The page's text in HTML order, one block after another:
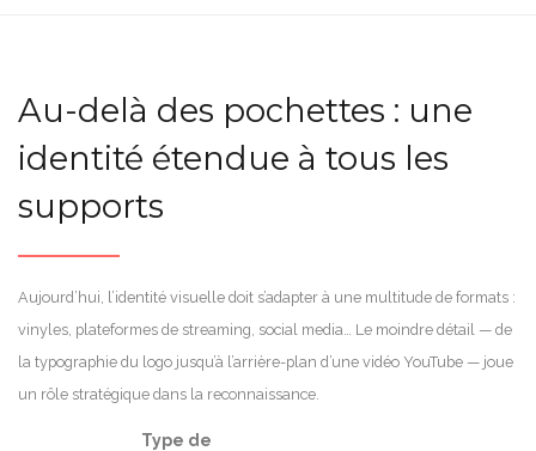
Au-delà des pochettes : une
identité étendue à tous les
supports
Aujourd’hui, l’identité visuelle doit s’adapter à une multitude de formats :
vinyles, plateformes de streaming, social media… Le moindre détail — de
la typographie du logo jusqu’à l’arrière-plan d’une vidéo YouTube — joue
un rôle stratégique dans la reconnaissance.
Type de